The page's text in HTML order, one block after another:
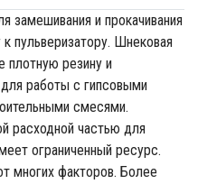
замешивания и прокачивания
пульверизатору. Шнековая
плотную резину и
работы с гипсовыми
смесями.
расходной частью для
ограниченный ресурс.
многих факторов. Более